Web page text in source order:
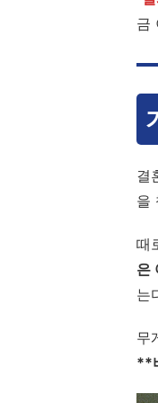
금
결
을
때
은
는
무
**